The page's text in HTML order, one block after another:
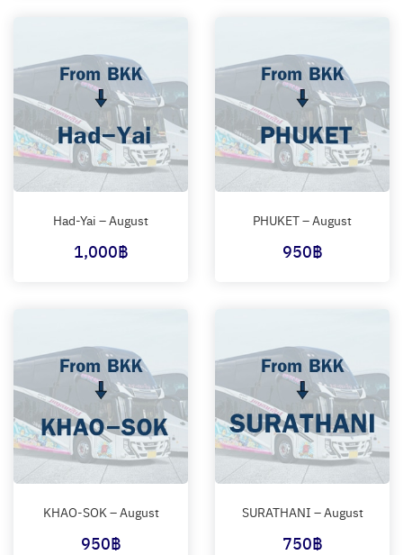
Had-Yai – August
1,000฿
PHUKET – August
950฿
KHAO-SOK – August
950฿
SURATHANI – August
750฿